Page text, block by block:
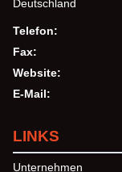
Deutschland
Telefon:
Fax:
Website:
E-Mail:
LINKS
Unternehmen